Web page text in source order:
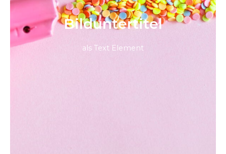
Bild­unter­titel
als Text Element